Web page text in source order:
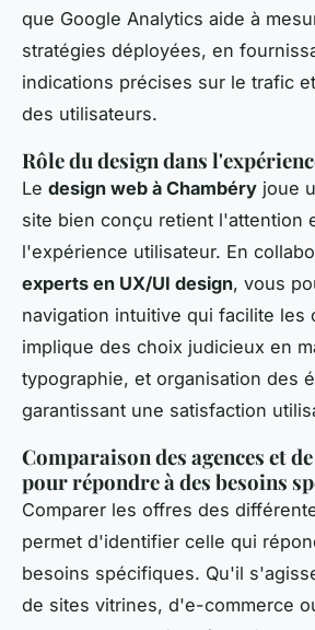
que Google Analytics aide à
stratégies déployées, en
indications précises sur le trafic
des utilisateurs.
Rôle du design dans
Le design web à Chambéry joue
site bien conçu retient l'attention
l'expérience utilisateur. En
experts en UX/UI design, vous
navigation intuitive qui facilite les
implique des choix judicieux en
typographie, et organisation des
garantissant une satisfaction
Comparaison des agences et
pour répondre à des besoins
Comparer les offres des
permet d'identifier celle qui
besoins spécifiques. Qu'il
de sites vitrines, d'e-commerce